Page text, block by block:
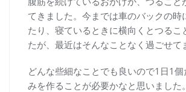
てきました。今までは車のバックの時
たり、寝ているときに横向くとつるこ
たが、最近はそんなことなく過ごせて
どんな些細なことでも良いので1日1個
みを作ることが必要かなと思いました。